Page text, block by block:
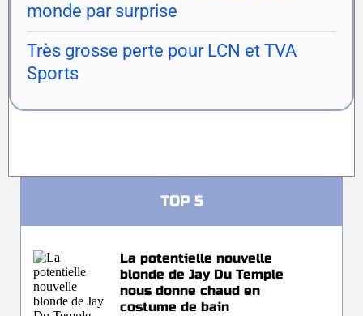
monde par surprise
Très grosse perte pour LCN et TVA
Sports
TOP 5
La potentielle nouvelle
blonde de Jay Du Temple
nous donne chaud en
costume de bain